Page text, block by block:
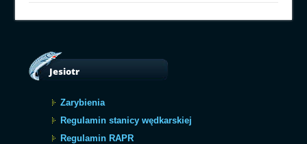
Jesiotr
Zarybienia
Regulamin stanicy wędkarskiej
Regulamin RAPR